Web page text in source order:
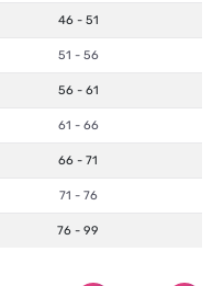
46 - 51
51 - 56
56 - 61
61 - 66
66 - 71
71 - 76
76 - 99